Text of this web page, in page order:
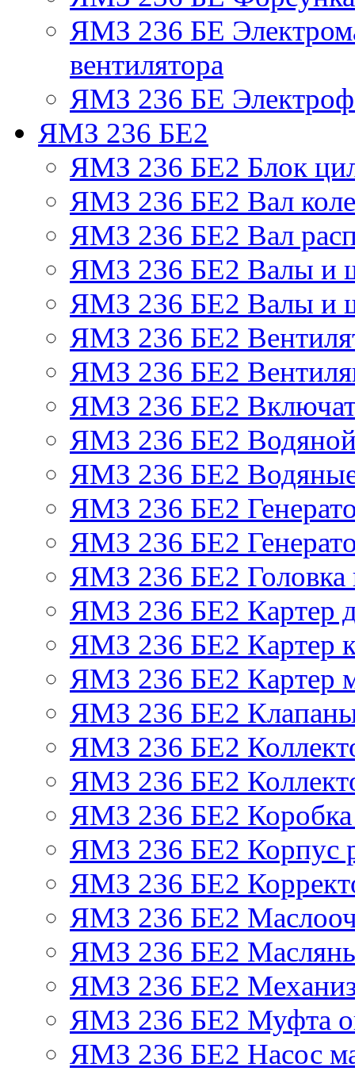
ЯМЗ 236 БЕ
вентилятора
ЯМЗ 236 БЕ
ЯМЗ 236 БЕ2
ЯМЗ 236 БЕ2 Блок
ЯМЗ 236 БЕ2 Вал
ЯМЗ 236 БЕ2 Вал
ЯМЗ 236 БЕ2 Валы и
ЯМЗ 236 БЕ2 Валы и
ЯМЗ 236 БЕ2
ЯМЗ 236 БЕ2
ЯМЗ 236 БЕ2
ЯМЗ 236 БЕ2 Водяной
ЯМЗ 236 БЕ2
ЯМЗ 236 БЕ2
ЯМЗ 236 БЕ2
ЯМЗ 236 БЕ2 Головка
ЯМЗ 236 БЕ2 Картер
ЯМЗ 236 БЕ2 Картер
ЯМЗ 236 БЕ2 Картер
ЯМЗ 236 БЕ2 Клапаны
ЯМЗ 236 БЕ2
ЯМЗ 236 БЕ2
ЯМЗ 236 БЕ2 Коробка
ЯМЗ 236 БЕ2 Корпус
ЯМЗ 236 БЕ2
ЯМЗ 236 БЕ2
ЯМЗ 236 БЕ2
ЯМЗ 236 БЕ2
ЯМЗ 236 БЕ2 Муфта
ЯМЗ 236 БЕ2 Насос